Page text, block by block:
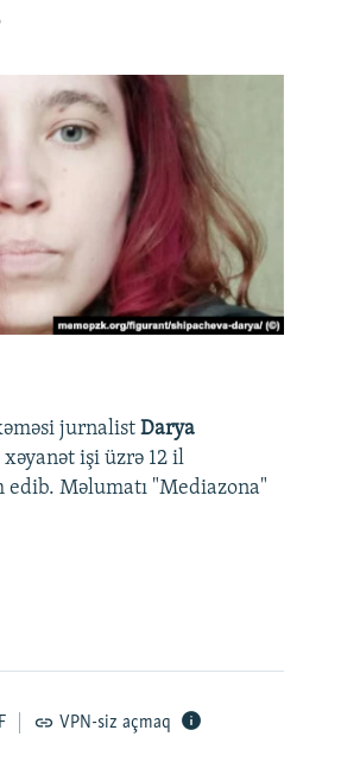
jurnalist Darya
xəyanət işi üzrə 12 il
edib. Məlumatı "Mediazona"
VPN-siz açmaq